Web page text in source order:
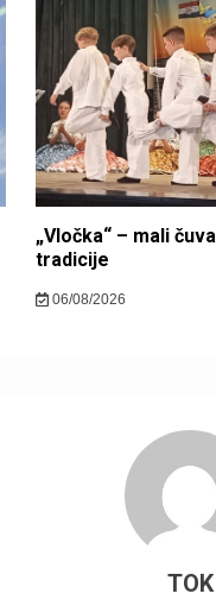
„Vločka“ – mali
tradicije
06/08/2026
TOK